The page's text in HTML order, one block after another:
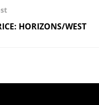
HORIZONS/WEST